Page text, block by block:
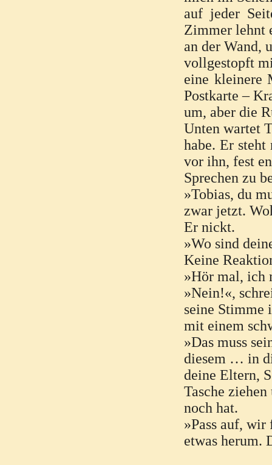
auf jeder
Zimmer lehnt
an der Wand,
vollgestopft
eine kleinere
Postkarte –
um, aber die
Unten wartet
habe. Er
vor ihn, fest
Sprechen zu
»Tobias, du
zwar jetzt.
Er nickt.
»Wo sind
Keine
»Hör mal, ich
»Nein!«,
seine Stimme
mit einem
»Das muss
diesem … in
deine Eltern,
Tasche
noch hat.
»Pass auf,
etwas herum.